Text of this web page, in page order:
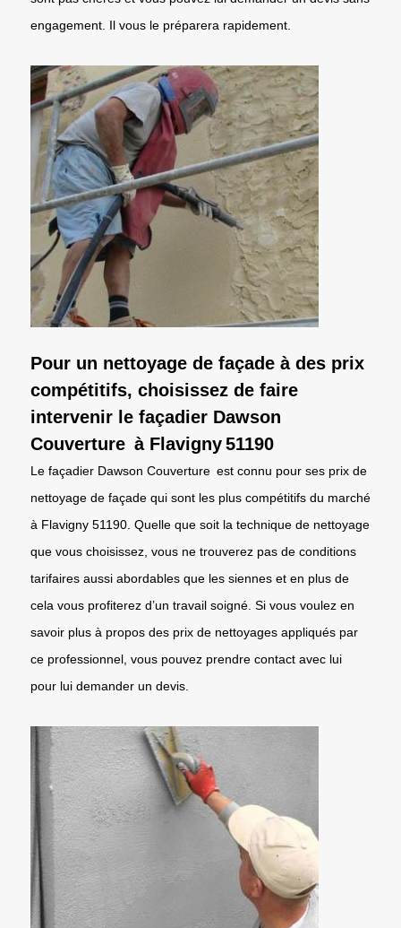
engagement. Il vous le préparera rapidement.
Pour un nettoyage de façade à des prix
compétitifs, choisissez de faire
intervenir le façadier Dawson
Couverture à Flavigny 51190
Le façadier Dawson Couverture est connu pour ses prix de
nettoyage de façade qui sont les plus compétitifs du marché
à Flavigny 51190. Quelle que soit la technique de nettoyage
que vous choisissez, vous ne trouverez pas de conditions
tarifaires aussi abordables que les siennes et en plus de
cela vous profiterez d’un travail soigné. Si vous voulez en
savoir plus à propos des prix de nettoyages appliqués par
ce professionnel, vous pouvez prendre contact avec lui
pour lui demander un devis.